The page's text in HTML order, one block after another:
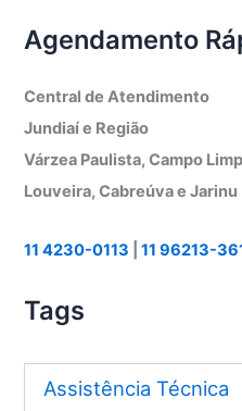
Agendamento
Central de Atendimento
Jundiaí e Região
Várzea Paulista, Campo
Louveira, Cabreúva e Jarinu
11 4230-0113 |11 96213-
Tags
Assistência Técnica